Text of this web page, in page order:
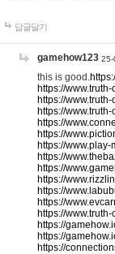
답글달기
gamehow123 25-
this is good.
https://
https://
https://
https://
https://
https://
https://
https://
https://
https://
https://
https://
https://
https://
https://